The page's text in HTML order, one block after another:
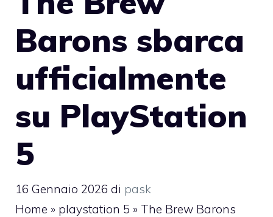
Barons sbarca
ufficialmente
su PlayStation
5
16 Gennaio 2026 di pask
Home » playstation 5 » The Brew Barons